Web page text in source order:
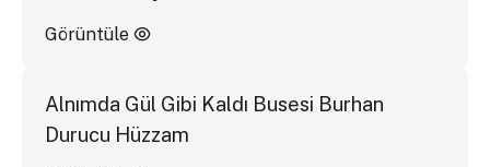
Görüntüle
Alnımda Gül Gibi Kaldı Busesi Burhan
Durucu Hüzzam